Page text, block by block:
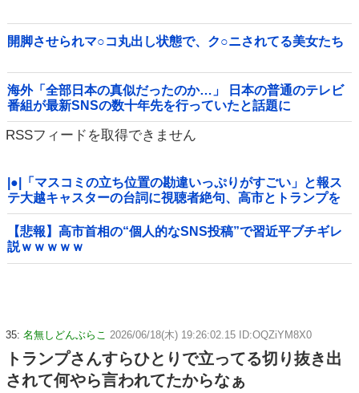
開脚させられマ○コ丸出し状態で、ク○ニされてる美女たち
海外「全部日本の真似だったのか…」 日本の普通のテレビ
番組が最新SNSの数十年先を行っていたと話題に
RSSフィードを取得できません
|●|「マスコミの立ち位置の勘違いっぷりがすごい」と報ス
テ大越キャスターの台詞に視聴者絶句、高市とトランプを
同列視させようという思惑がひしひしと
【悲報】高市首相の“個人的なSNS投稿”で習近平ブチギレ
説ｗｗｗｗｗ
35: 名無しどんぶらこ 2026/06/18(木) 19:26:02.15 ID:OQZiYM8X0
トランプさんすらひとりで立ってる切り抜き出
されて何やら言われてたからなぁ